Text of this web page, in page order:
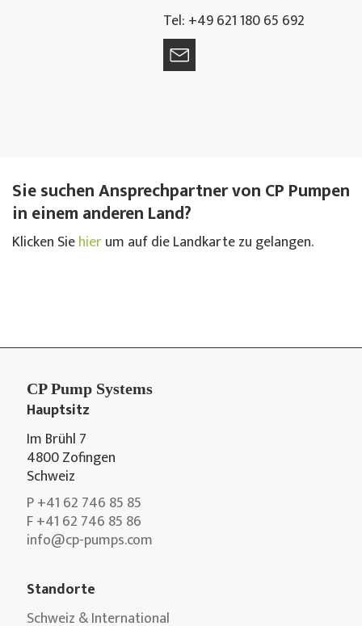
Tel: +49 621 180 65 692
Sie suchen Ansprechpartner von CP Pumpen
in einem anderen Land?
Klicken Siehierum auf die Landkarte zu gelangen.
CP Pump Systems
Hauptsitz
Im Brühl 7
4800 Zofingen
Schweiz
P +41 62 746 85 85
F +41 62 746 85 86
info@cp-pumps.com
Standorte
Schweiz & International